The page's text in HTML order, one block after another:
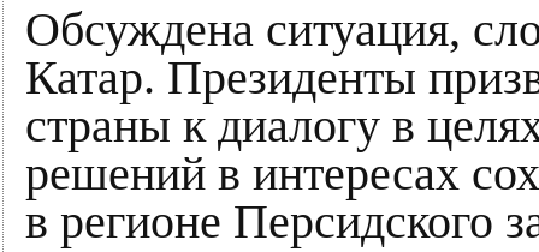
Обсуждена ситуация,
Катар. Президенты
страны к диалогу в
решений в интересах
в регионе Персидского